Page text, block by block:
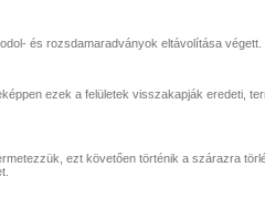
és rozsdamaradványok eltávolítása végett.
ezek a felületek visszakapják eredeti,
ezt követően történik a szárazra